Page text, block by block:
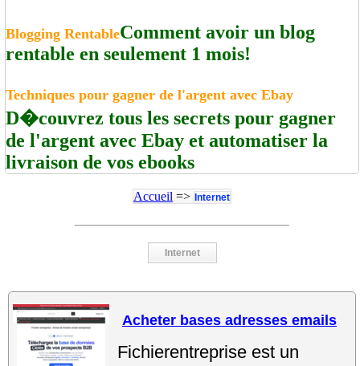
Blogging RentableComment avoir un blog
rentable en seulement 1 mois!
Techniques pour gagner de l'argent avec Ebay
D�couvrez tous les secrets pour gagner
de l'argent avec Ebay et automatiser la
livraison de vos ebooks
Accueil => Internet
Internet
Acheter bases adresses emails
Fichierentreprise est un